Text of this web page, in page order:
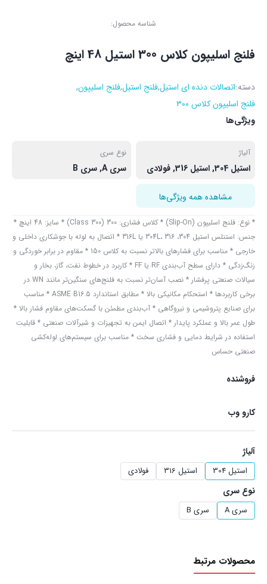
شناسه محصول:
فلنج اسلیپون کلاس 300 استیل 48 اینچ
دسته:اتصالات دنده ای استیل,فلنج استیل,فلنج اسلیپون,
فلنج اسلیپون کلاس ۳۰۰
ویژگی‌ها
آلیاژ
استیل 304, استیل 316, فولادی
نوع سری
سری A, سری B
مشاهده همه ویژگی‌ها
* نوع: فلنج اسلیپون (Slip-On) * کلاس فشاری: 300 (Class 300) * سایز: 48 اینچ *
جنس: استنلس استیل 304، 304L، 316 یا 316L * اتصال به لوله با جوشکاری داخلی و
خارجی * مناسب برای فشارهای بالاتر نسبت به کلاس 150 * مقاوم در برابر خوردگی و
زنگ‌زدگی * دارای سطح آب‌بندی RF یا FF * کاربرد در خطوط نفت، گاز، بخار و
سیالات صنعتی پرفشار * نصب آسان‌تر نسبت به فلنج‌های سنگین‌تر مانند WN در
برخی کاربردها * استحکام مکانیکی بالا * مطابق استاندارد ASME B16.5 * مناسب
برای صنایع پتروشیمی و نیروگاهی * آب‌بندی مطمئن با گسکت‌های مقاوم فشار بالا *
طول عمر بالا و عملکرد پایدار * اتصال ایمن به تجهیزات و شیرآلات صنعتی * قابلیت
استفاده در شرایط دمایی و فشاری سخت * مناسب برای سیستم‌های لوله‌کشی
صنعتی حساس
فروشنده
کارو وب
آلیاژ
استیل 304 استیل 316 فولادی
نوع سری
سری A سری B
محصولات مرتبط